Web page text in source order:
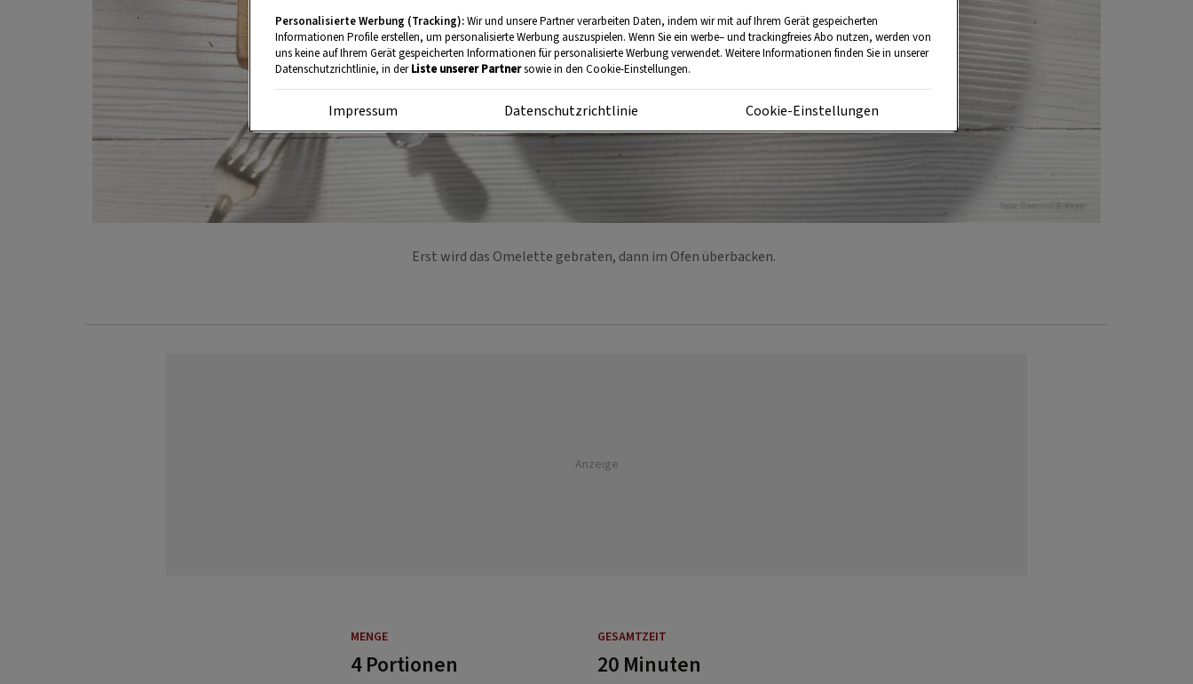
Foto: Eisenhut & Mayer
Erst wird das Omelette gebraten, dann im Ofen überbacken.
Anzeige
MENGE GESAMTZEIT
4 Portionen 20 Minuten
Personalisierte Werbung (Tracking):Wir und unsere Partner verarbeiten Daten, indem wir mit auf Ihrem Gerät gespeicherten
Informationen Profile erstellen, um personalisierte Werbung auszuspielen. Wenn Sie ein werbe– und trackingfreies Abo nutzen, werden von
uns keine auf Ihrem Gerät gespeicherten Informationen für personalisierte Werbung verwendet. Weitere Informationen finden Sie in unserer
Datenschutzrichtlinie, in derListe unserer Partnersowie in den Cookie-Einstellungen.
Impressum Datenschutzrichtlinie Cookie-Einstellungen